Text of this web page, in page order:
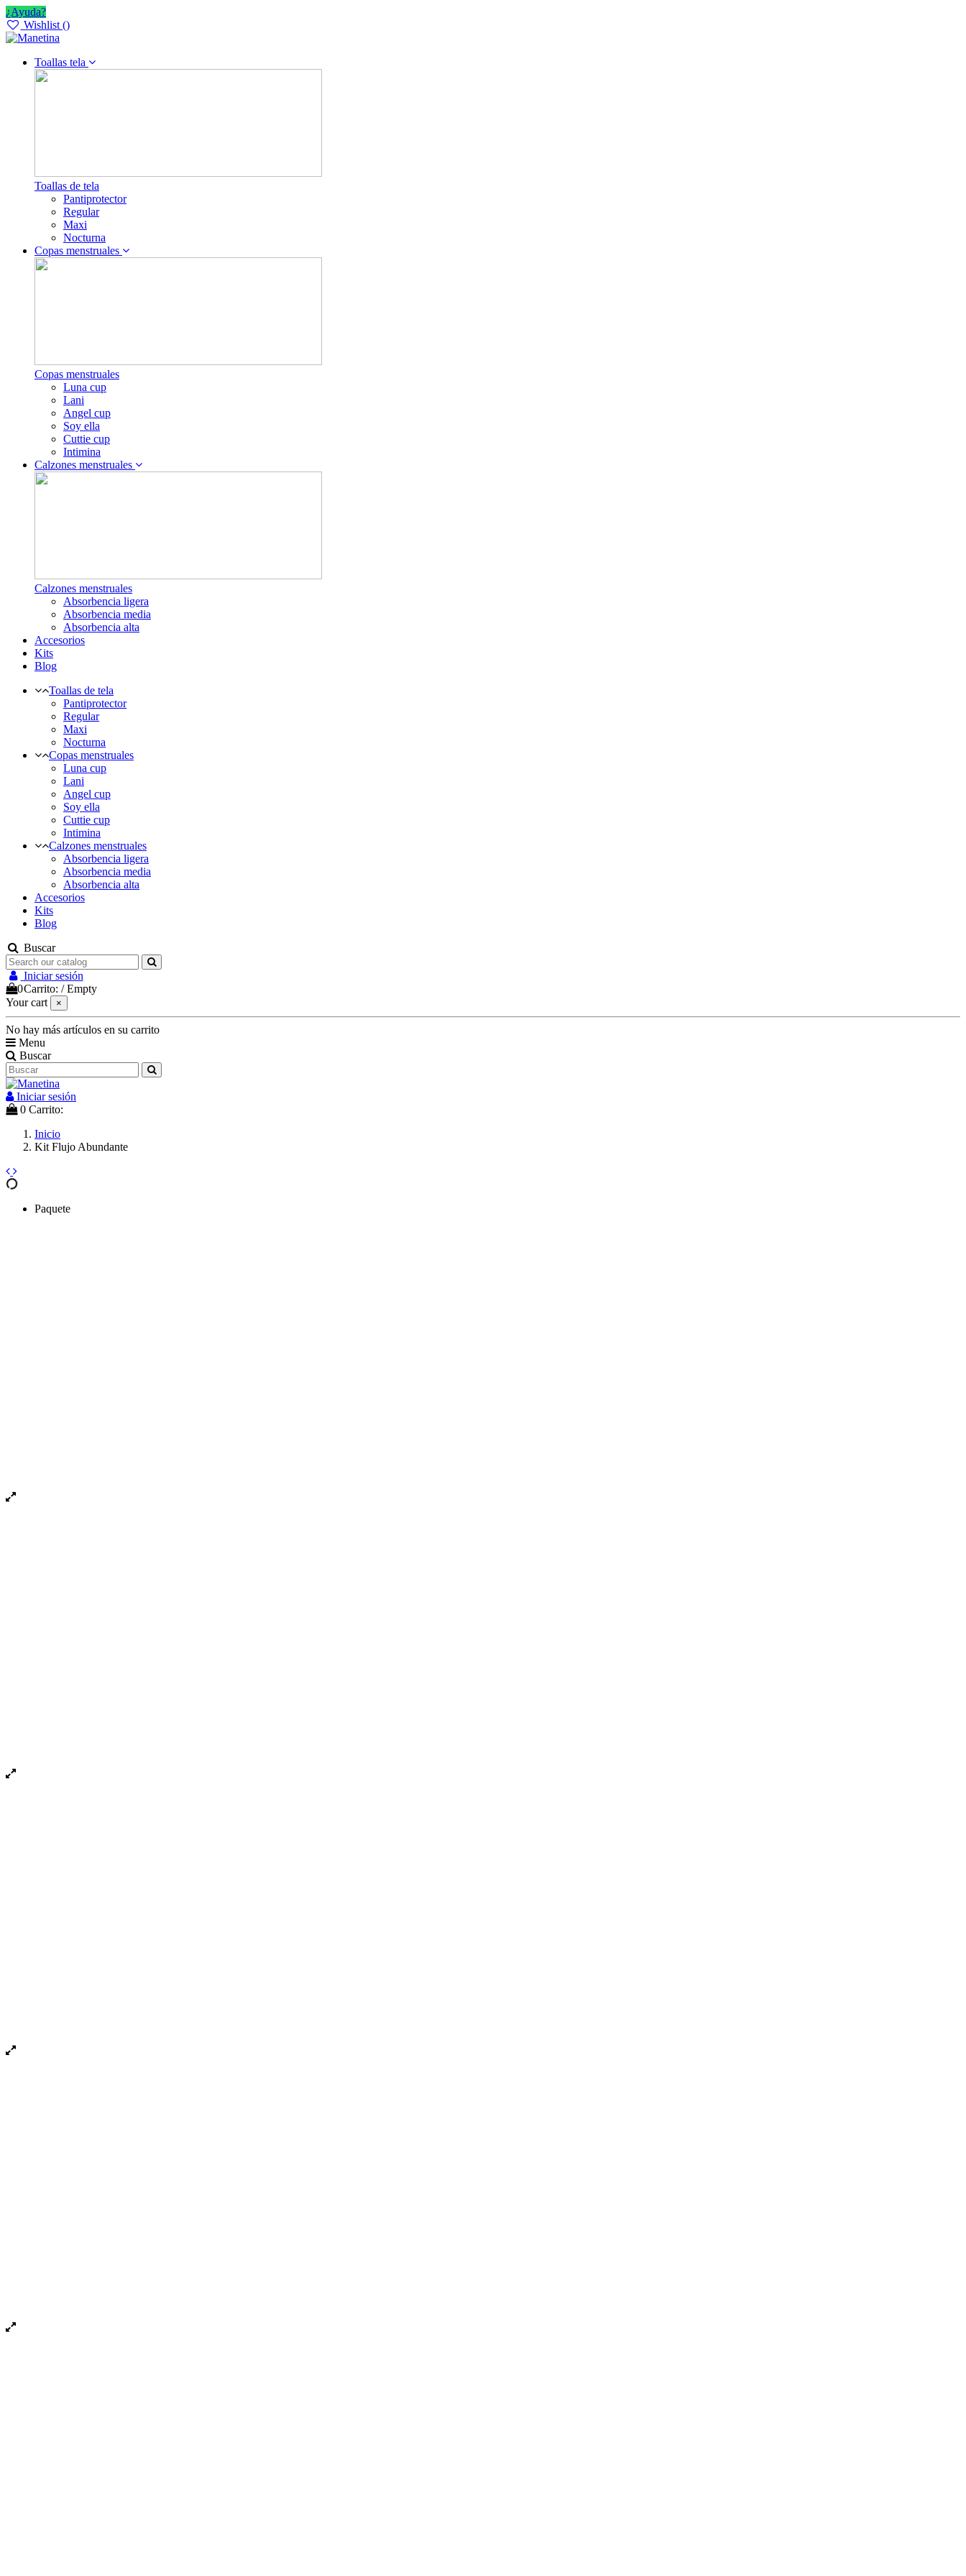
¿Ayuda?
Wishlist ()
Toallas tela
Toallas de tela
Pantiprotector
Regular
Maxi
Nocturna
Copas menstruales
Copas menstruales
Luna cup
Lani
Angel cup
Soy ella
Cuttie cup
Intimina
Calzones menstruales
Calzones menstruales
Absorbencia ligera
Absorbencia media
Absorbencia alta
Accesorios
Kits
Blog
Toallas de tela
Pantiprotector
Regular
Maxi
Nocturna
Copas menstruales
Luna cup
Lani
Angel cup
Soy ella
Cuttie cup
Intimina
Calzones menstruales
Absorbencia ligera
Absorbencia media
Absorbencia alta
Accesorios
Kits
Blog
Buscar
Iniciar sesión
0Carrito: /Empty
Your cart
×
No hay más artículos en su carrito
Menu
Buscar
Iniciar sesión
0 Carrito:
Inicio
Kit Flujo Abundante
Paquete